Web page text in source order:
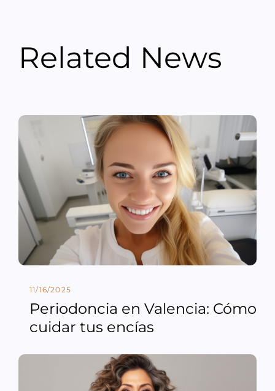
Related News
11/16/2025
Periodoncia en Valencia: Cómo
cuidar tus encías